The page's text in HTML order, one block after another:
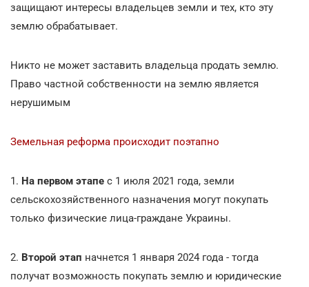
защищают интересы владельцев земли и тех, кто эту
землю обрабатывает.
Никто не может заставить владельца продать землю.
Право частной собственности на землю является
нерушимым
Земельная реформа происходит поэтапно
1. На первом этапе с 1 июля 2021 года, земли
сельскохозяйственного назначения могут покупать
только физические лица-граждане Украины.
2. Второй этап начнется 1 января 2024 года - тогда
получат возможность покупать землю и юридические